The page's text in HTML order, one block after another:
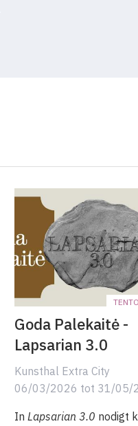
Goda Palekaitė -
Lapsarian 3.0
Kunsthal Extra City
06/03/2026 tot 31/05/
In Lapsarian 3.0 nodigt